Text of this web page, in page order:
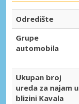
Odredište
Grupe
automobila
Ukupan broj
ureda za najam u
blizini Kavala